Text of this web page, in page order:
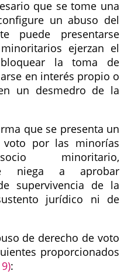
que se tome una
un abuso del
puede presentarse
ejerzan el
la toma de
en interés propio o
un desmedro de la
que se presenta un
por las minorías
minoritario,
niega a aprobar
supervivencia de la
jurídico ni de
de derecho de voto
proporcionados
: